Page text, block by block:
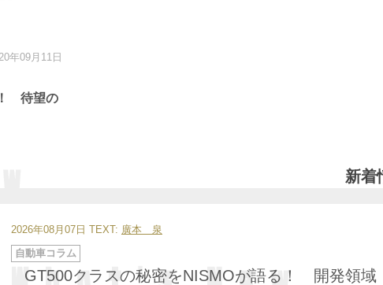
！ 待望の
年09月11日
新着
2026年08月07日 TEXT: 廣本 泉
GT500クラスの秘密をNISMOが語る！ 開発領域
カ
テ
自動車コラム